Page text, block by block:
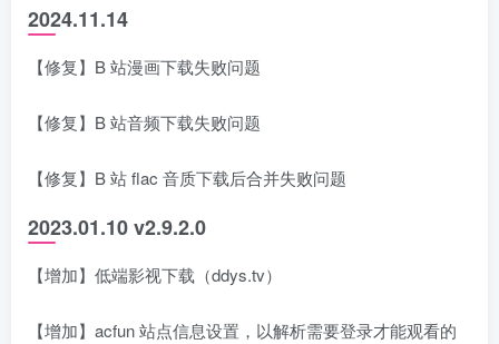
2024.11.14
【修复】B 站漫画下载失败问题
【修复】B 站音频下载失败问题
【修复】B 站 flac 音质下载后合并失败问题
2023.01.10 v2.9.2.0
【增加】低端影视下载（ddys.tv）
【增加】acfun 站点信息设置，以解析需要登录才能观看的